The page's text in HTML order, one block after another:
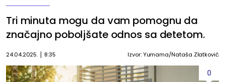
Tri minuta mogu da vam pomognu da
značajno poboljšate odnos sa detetom.
24.04.2025. 8:35 Izvor: Yumama/Nataša Zlatković
0